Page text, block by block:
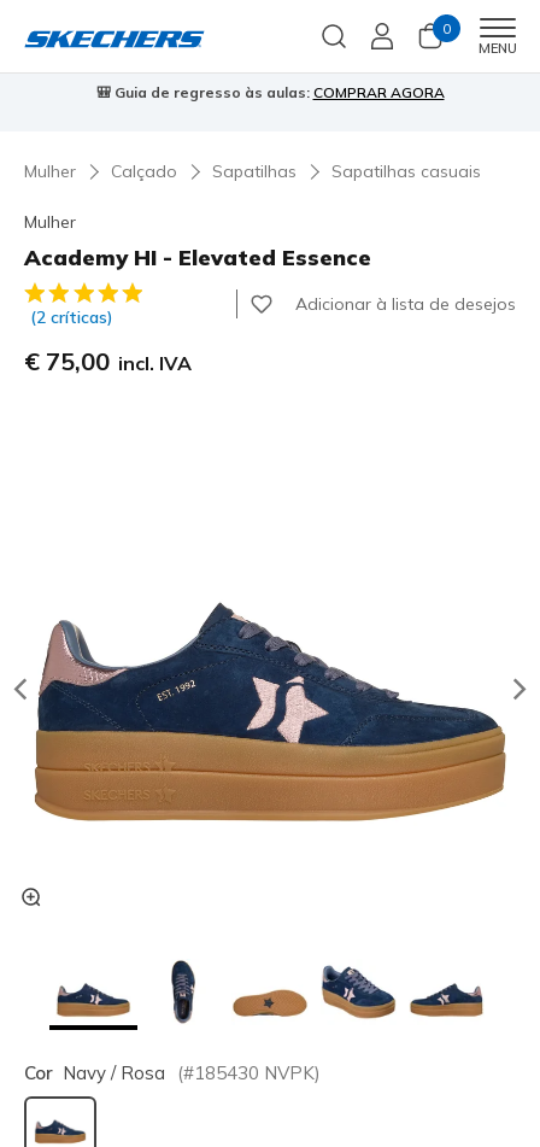
0
MENU
Skechers VIP:45 dias de devolução para membros
Mulher Calçado Sapatilhas Sapatilhas casuais
Mulher
Academy HI - Elevated Essence
3$4 de 5 – Classificação do cliente
(2 críticas)
Adicionar à lista de desejos
€ 75,00 incl. IVA
Cor Navy / Rosa (#185430 NVPK)